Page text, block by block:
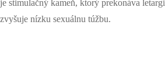
je stimulačný kameň, ktorý prekonáva
zvyšuje nízku sexuálnu túžbu.